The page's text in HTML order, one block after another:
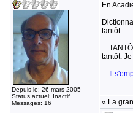
Depuis le: 26 mars 2005
Status actuel: Inactif
Messages: 16
En
tantôt
tantôt.
Il
« La